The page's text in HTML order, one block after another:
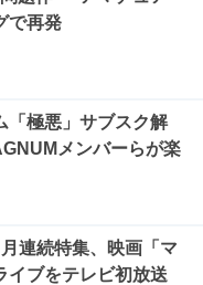
で再発
「極悪」サブスク解
メンバーらが楽
連続特集、映画「マ
イブをテレビ初放送